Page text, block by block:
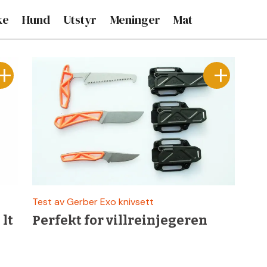
Hund Utstyr Meninger Mat
lt
Test av Gerber Exo knivsett
Perfekt for villreinjegeren